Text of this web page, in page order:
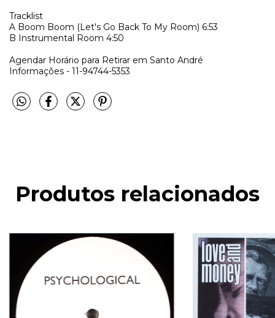
Tracklist
A Boom Boom (Let's Go Back To My Room) 6:53
B Instrumental Room 4:50
Agendar Horário para Retirar em Santo André
Informações - 11-94744-5353
Produtos relacionados